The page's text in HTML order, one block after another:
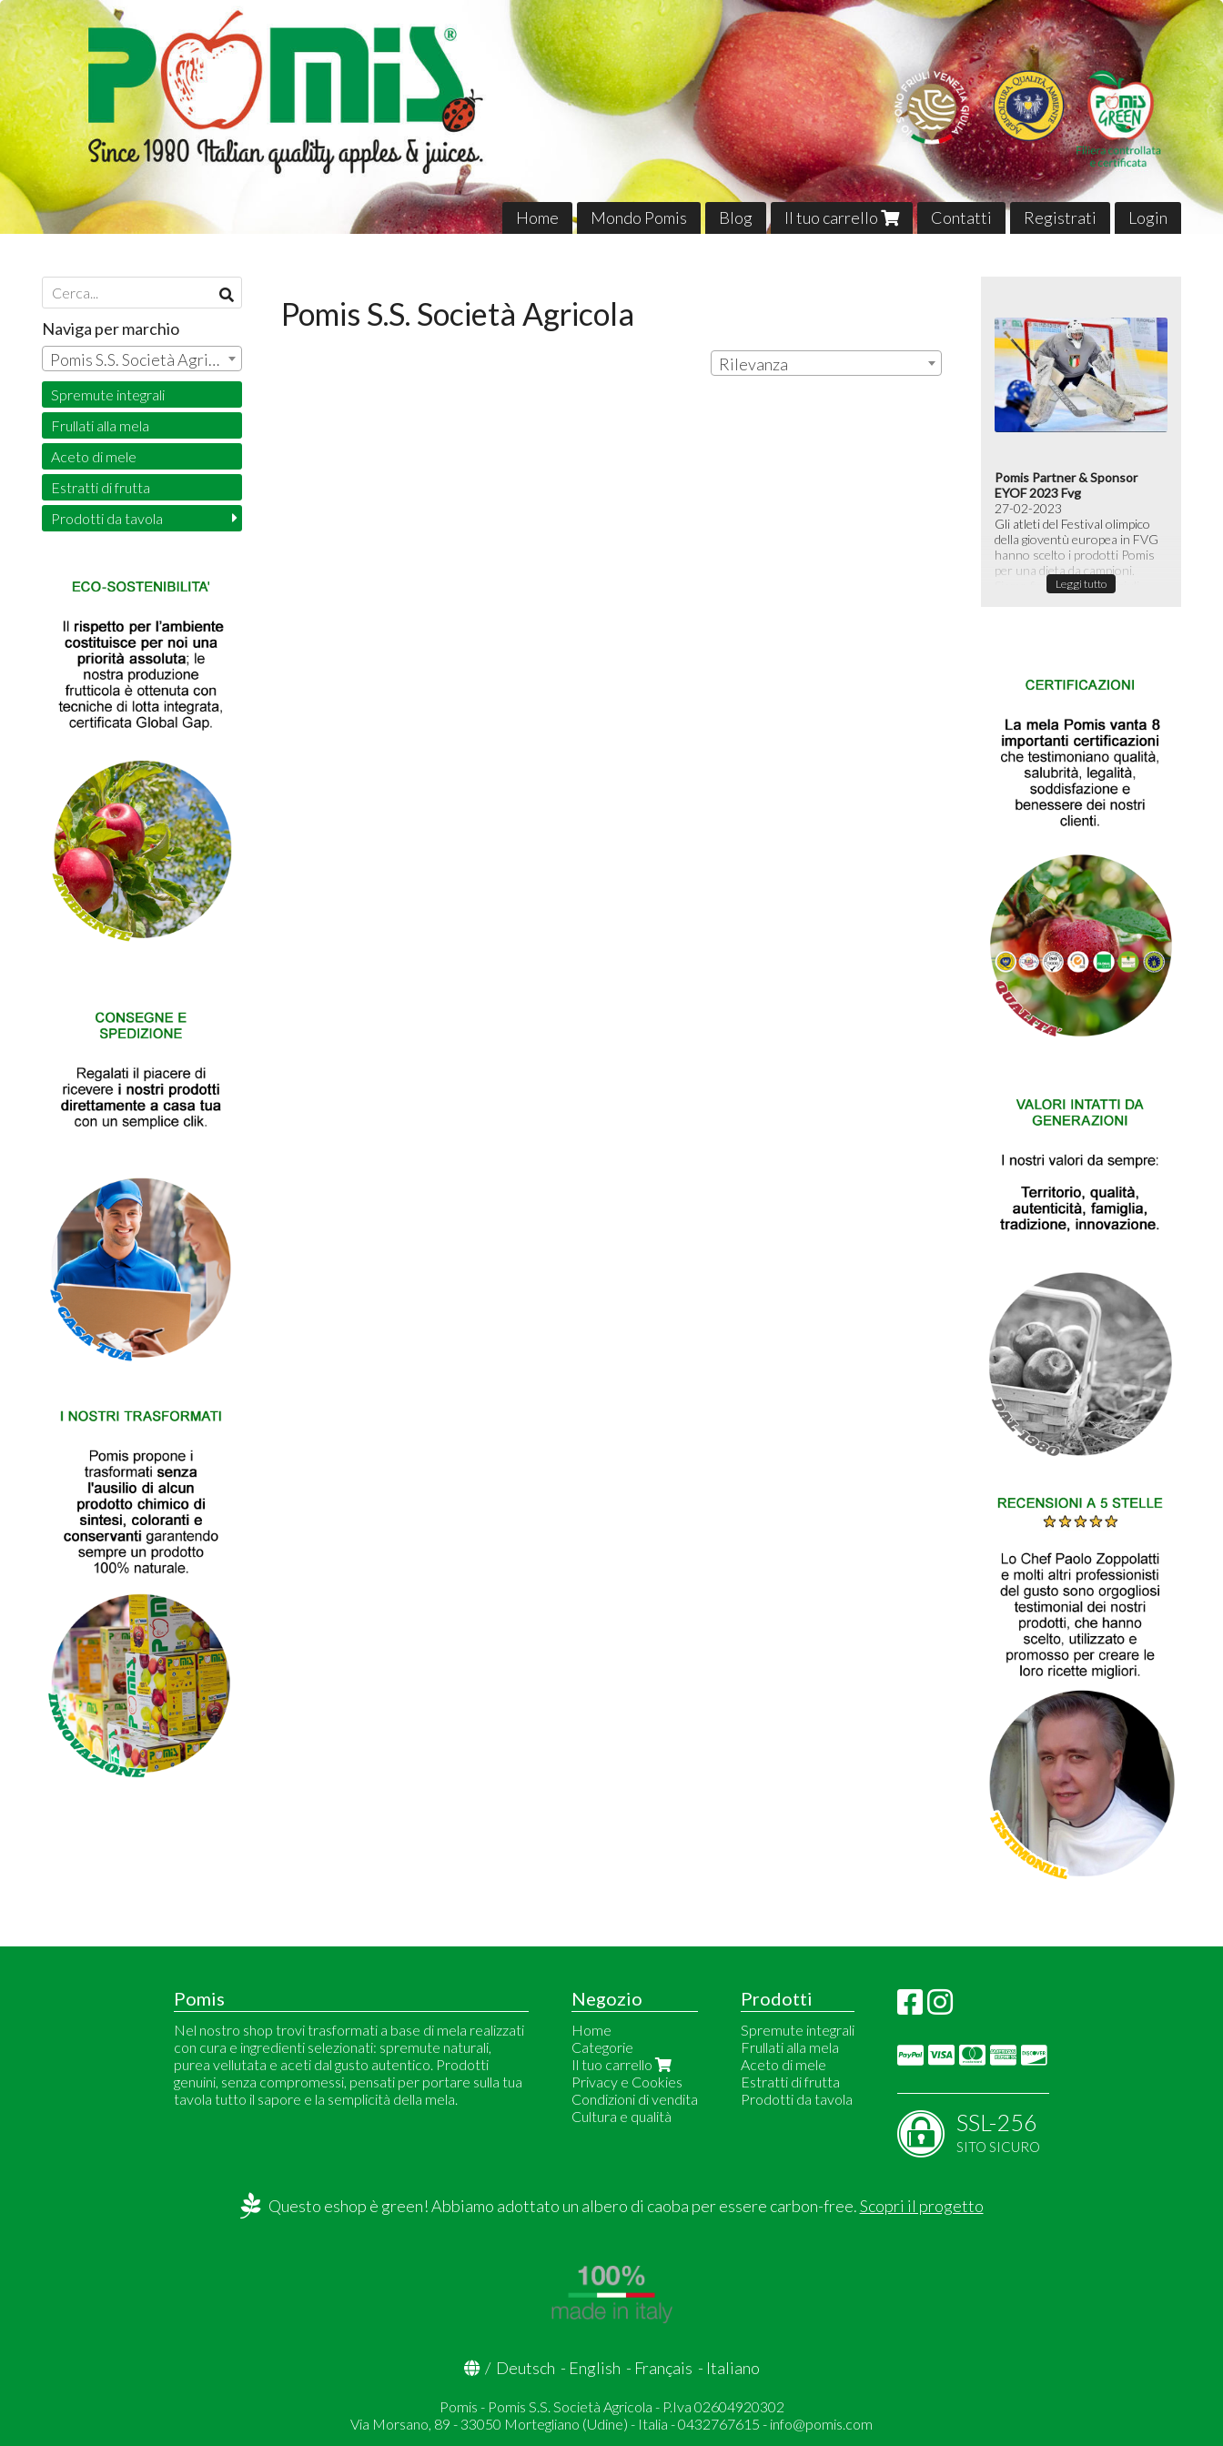
Home Mondo Pomis Blog Il tuo carrello Contatti Registrati Login
Pomis S.S. Società Agricola
Rilevanza
Naviga per marchio
Pomis S.S. Società Agricola
Spremute integrali
Frullati alla mela
Aceto di mele
Estratti di frutta
Prodotti da tavola
Pomis Partner & Sponsor
EYOF 2023 Fvg
27-02-2023
Gli atleti del Festival olimpico
della gioventù europea in FVG
hanno scelto i prodotti Pomis
per una dieta da campioni.
Siamo fieri che EYOF Friuli...
Leggi tutto
Pomis
Nel nostro shop trovi trasformati a base di mela realizzati
con cura e ingredienti selezionati: spremute naturali,
purea vellutata e aceti dal gusto autentico. Prodotti
genuini, senza compromessi, pensati per portare sulla tua
tavola tutto il sapore e la semplicità della mela.
Negozio
Home
Categorie
Il tuo carrello
Privacy e Cookies
Condizioni di vendita
Cultura e qualità
Prodotti
Spremute integrali
Frullati alla mela
Aceto di mele
Estratti di frutta
Prodotti da tavola
SSL-256
SITO SICURO
Questo eshop è green! Abbiamo adottato un albero di caoba per essere carbon-free.Scopri il progetto
/ Deutsch - English - Français - Italiano
Pomis - Pomis S.S. Società Agricola - P.Iva 02604920302
Via Morsano, 89 - 33050 Mortegliano (Udine) - Italia - 0432767615 - info@pomis.com